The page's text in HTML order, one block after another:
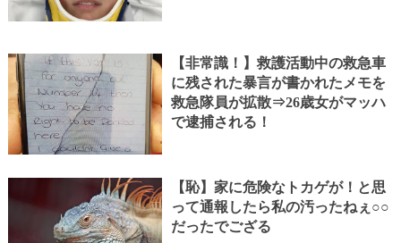
【非常識！】救護活動中の救急車
に残された暴言が書かれたメモを
救急隊員が拡散⇒26歳女がマッハ
で逮捕される！
【恥】家に危険なトカゲが！と思
って通報したら私の汚ったねぇ○○
だったでござる